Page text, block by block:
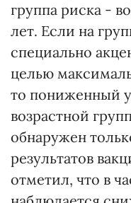
группа риска -
лет. Если на
специально
целью
то пониженный
возрастной
обнаружен
результатов
отметил, что в